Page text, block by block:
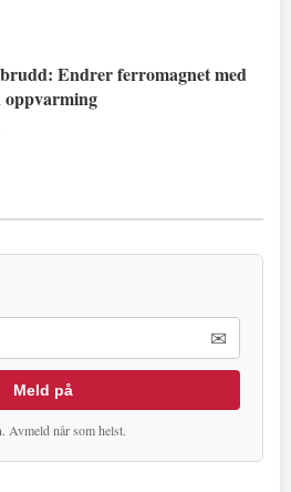
Endrer ferromagnet med
oppvarming
✉
Meld på
Avmeld når som helst.